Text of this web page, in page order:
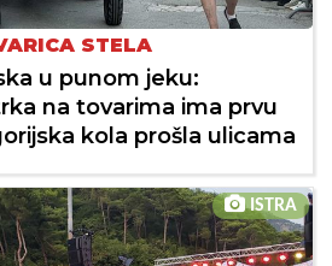
STELA
u punom jeku:
na tovarima ima prvu
kola prošla ulicama
ISTRA